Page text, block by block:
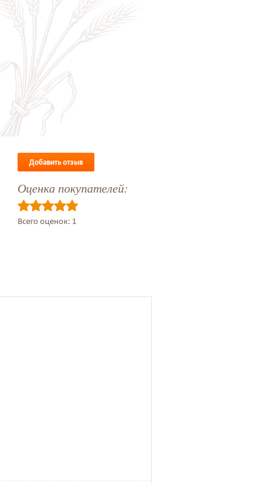
Добавить отзыв
Оценка покупателей:
Всего оценок: 1